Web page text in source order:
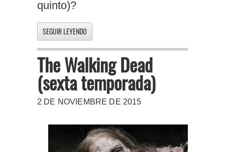
quinto)?
SEGUIR LEYENDO
The Walking Dead
(sexta temporada)
2 DE NOVIEMBRE DE 2015